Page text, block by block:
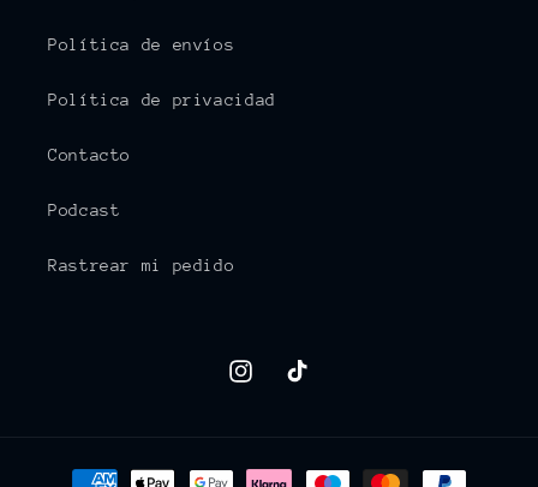
Política de envíos
Política de privacidad
Contacto
Podcast
Rastrear mi pedido
InstagramTikTok
Formas